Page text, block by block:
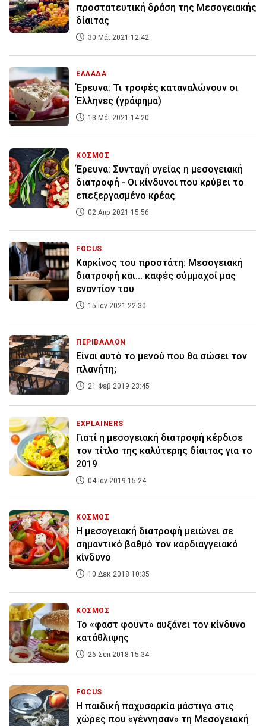
προστατευτική δράση της Μεσογειακής
δίαιτας
30 Μάι 2021 12:42
ΕΛΛΑΔΑ
Έρευνα: Τι τροφές καταναλώνουν οι
Έλληνες (γράφημα)
13 Μάι 2021 14:20
ΚΟΣΜΟΣ
Έρευνα: Συνταγή υγείας η μεσογειακή
διατροφή - Οι κίνδυνοι που κρύβει το
επεξεργασμένο κρέας
02 Απρ 2021 15:56
FOCUS
Καρκίνος του προστάτη: Μεσογειακή
διατροφή και... καφές σύμμαχοί μας
εναντίον του
15 Ιαν 2021 22:30
ΠΕΡΙΒΑΛΛΟΝ
Είναι αυτό το μενού που θα σώσει τον
πλανήτη;
21 Φεβ 2019 23:45
EXPLAINERS
Γιατί η μεσογειακή διατροφή κέρδισε
τον τίτλο της καλύτερης δίαιτας για το
2019
04 Ιαν 2019 15:24
ΚΟΣΜΟΣ
Η μεσογειακή διατροφή μειώνει σε
σημαντικό βαθμό τον καρδιαγγειακό
κίνδυνο
10 Δεκ 2018 10:35
ΚΟΣΜΟΣ
Το «φαστ φουντ» αυξάνει τον κίνδυνο
κατάθλιψης
26 Σεπ 2018 15:34
FOCUS
Η παιδική παχυσαρκία μάστιγα στις
χώρες που «γέννησαν» τη Μεσογειακή